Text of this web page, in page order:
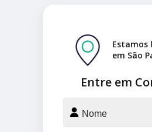
Entre em
Estamos
em São